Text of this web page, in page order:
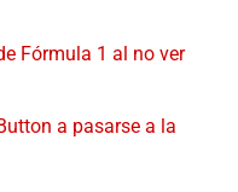
Fórmula 1 al no ver
a pasarse a la